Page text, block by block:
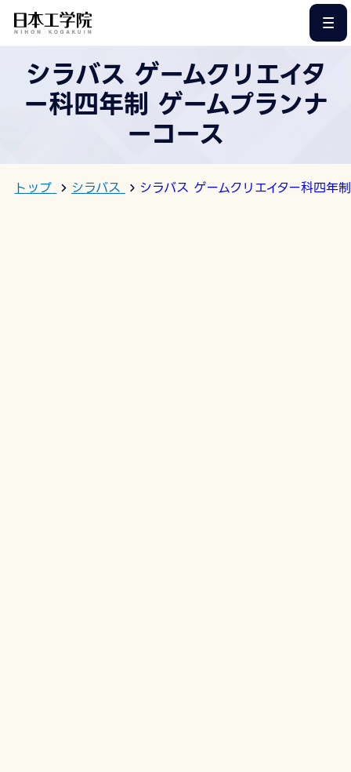
シラバス ゲームクリエイタ
ー科四年制 ゲームプランナ
ーコース
トップ シラバス シラバス ゲームクリエイター科四年